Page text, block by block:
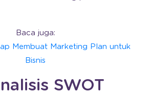
Baca juga:
Membuat Marketing Plan untuk
Bisnis
SWOT